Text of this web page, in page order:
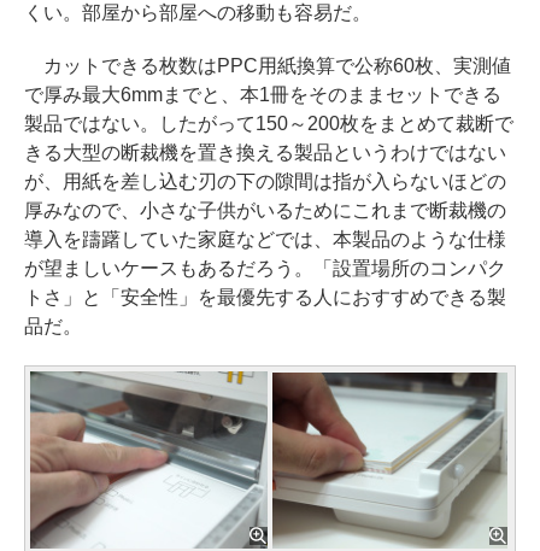
くい。部屋から部屋への移動も容易だ。
カットできる枚数はPPC用紙換算で公称60枚、実測値
で厚み最大6mmまでと、本1冊をそのままセットできる
製品ではない。したがって150～200枚をまとめて裁断で
きる大型の断裁機を置き換える製品というわけではない
が、用紙を差し込む刃の下の隙間は指が入らないほどの
厚みなので、小さな子供がいるためにこれまで断裁機の
導入を躊躇していた家庭などでは、本製品のような仕様
が望ましいケースもあるだろう。「設置場所のコンパク
トさ」と「安全性」を最優先する人におすすめできる製
品だ。